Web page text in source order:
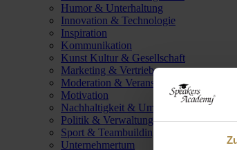
Humor & Unterhaltung
Innovation & Technologie
Inspiration
Kommunikation
Kunst Kultur & Gesellschaft
Marketing & Vertrieb
Moderation & Veranstaltungsleitung
Motivation
Nachhaltigkeit & Umwelt
Politik & Verwaltung
Sport & Teambuilding
Unternehmertum